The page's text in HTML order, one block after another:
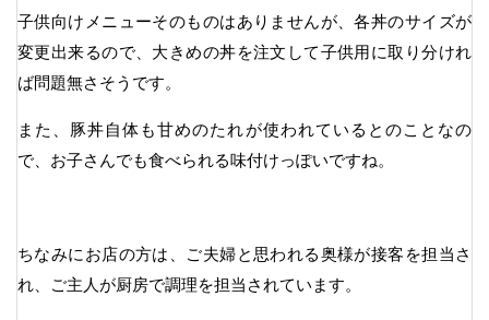
子供向けメニューそのものはありませんが、各丼のサイズが
変更出来るので、大きめの丼を注文して子供用に取り分けれ
ば問題無さそうです。
また、豚丼自体も甘めのたれが使われているとのことなの
で、お子さんでも食べられる味付けっぽいですね。
ちなみにお店の方は、ご夫婦と思われる奥様が接客を担当さ
れ、ご主人が厨房で調理を担当されています。